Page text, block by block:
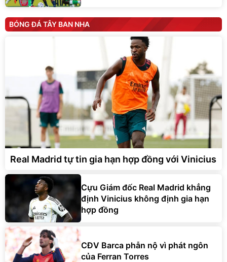
BÓNG ĐÁ TÂY BAN NHA
Real Madrid tự tin gia hạn hợp đồng với Vinicius
Cựu Giám đốc Real Madrid khẳng
định Vinicius không định gia hạn
hợp đồng
CĐV Barca phẫn nộ vì phát ngôn
của Ferran Torres